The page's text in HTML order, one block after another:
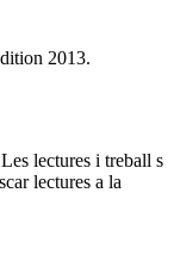
2013.
lectures i treball s
lectures a la